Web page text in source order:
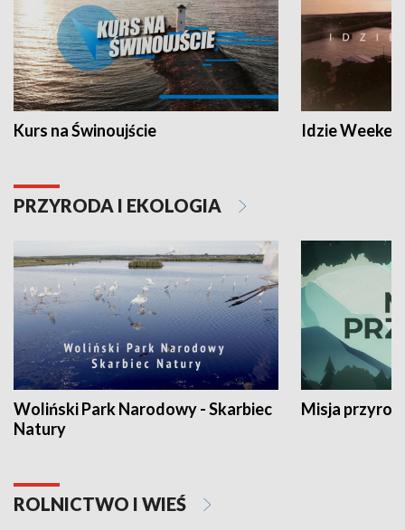
Kurs na Świnoujście Idzie
PRZYRODA I EKOLOGIA
Woliński Park Narodowy - Skarbiec
Natury
Misja
ROLNICTWO I WIEŚ